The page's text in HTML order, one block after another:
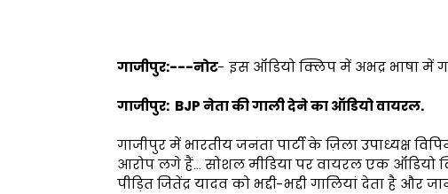
गाजीपुर:---नोट- इस ऑडियो क्लिप में अभद्र भाषा में
गाजीपुर: BJP नेता की गाली देने का ऑडियो वायरल.
गाजीपुर में भारतीय जनता पार्टी के ज़िला उपाध्यक्ष
आरोप लगे हैं... सोशल मीडिया पर वायरल एक ऑडियो
पीड़ित जितेंद्र यादव को भद्दी-भद्दी गालियां देता है और